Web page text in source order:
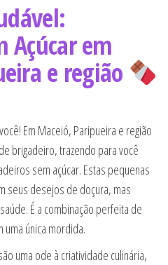
Açúcar em
e região
Em Maceió, Paripueira e região
brigadeiro, trazendo para você
sem açúcar. Estas pequenas
seus desejos de doçura, mas
É a combinação perfeita de
única mordida.
uma ode à criatividade culinária,